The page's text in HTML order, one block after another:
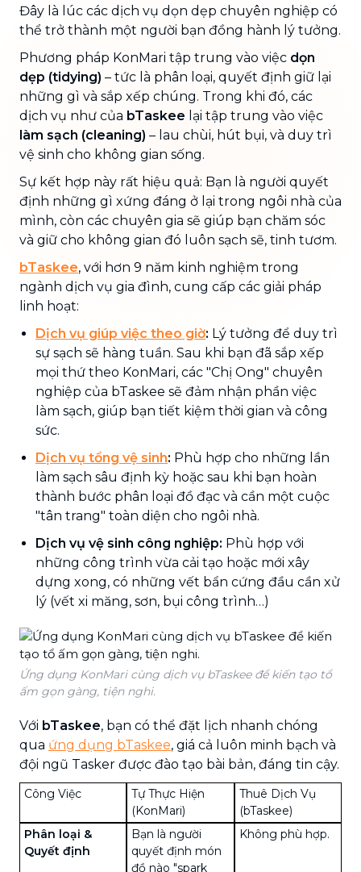
Đây là lúc các dịch vụ dọn dẹp chuyên nghiệp có
thể trở thành một người bạn đồng hành lý tưởng.
Phương pháp KonMari tập trung vào việc dọn
dẹp (tidying) – tức là phân loại, quyết định giữ lại
những gì và sắp xếp chúng. Trong khi đó, các
dịch vụ như của bTaskee lại tập trung vào việc
làm sạch (cleaning) – lau chùi, hút bụi, và duy trì
vệ sinh cho không gian sống.
Sự kết hợp này rất hiệu quả: Bạn là người quyết
định những gì xứng đáng ở lại trong ngôi nhà của
mình, còn các chuyên gia sẽ giúp bạn chăm sóc
và giữ cho không gian đó luôn sạch sẽ, tinh tươm.
bTaskee, với hơn 9 năm kinh nghiệm trong
ngành dịch vụ gia đình, cung cấp các giải pháp
linh hoạt:
Dịch vụ giúp việc theo giờ: Lý tưởng để duy trì
sự sạch sẽ hàng tuần. Sau khi bạn đã sắp xếp
mọi thứ theo KonMari, các "Chị Ong" chuyên
nghiệp của bTaskee sẽ đảm nhận phần việc
làm sạch, giúp bạn tiết kiệm thời gian và công
sức.
Dịch vụ tổng vệ sinh: Phù hợp cho những lần
làm sạch sâu định kỳ hoặc sau khi bạn hoàn
thành bước phân loại đồ đạc và cần một cuộc
"tân trang" toàn diện cho ngôi nhà.
Dịch vụ vệ sinh công nghiệp: Phù hợp với
những công trình vừa cải tạo hoặc mới xây
dựng xong, có những vết bẩn cứng đầu cần xử
lý (vết xi măng, sơn, bụi công trình…)
Ứng dụng KonMari cùng dịch vụ bTaskee để kiến tạo tổ
ấm gọn gàng, tiện nghi.
Với bTaskee, bạn có thể đặt lịch nhanh chóng
qua ứng dụng bTaskee, giá cả luôn minh bạch và
đội ngũ Tasker được đào tạo bài bản, đáng tin cậy.
Công Việc
Tự Thực Hiện
(KonMari)
Thuê Dịch Vụ
(bTaskee)
Phân loại &
Quyết định
Bạn là người
quyết định món
đồ nào "spark
Không phù hợp.